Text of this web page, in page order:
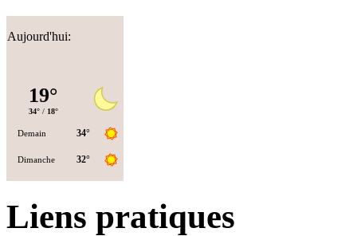
Aujourd'hui:
Liens pratiques